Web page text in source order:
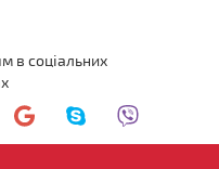
в соціальних